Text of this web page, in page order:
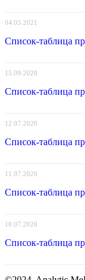
04.05.2021
Список-таблица
15.09.2020
Список-таблица
12.07.2020
Список-таблица
11.07.2020
Список-таблица
10.07.2020
Список-таблица